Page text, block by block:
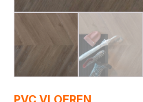
PVC VLOEREN